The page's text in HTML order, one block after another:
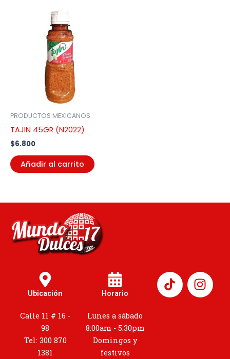
PRODUCTOS MEXICANOS
TAJIN 45GR (N2022)
$6.800
Añadir al carrito
Ubicación
Calle 11 # 16 -
98
Tel: 300 870
1381
Horario
Lunes a sábado
8:00am - 5:30pm
Domingos y
festivos
I
n
s